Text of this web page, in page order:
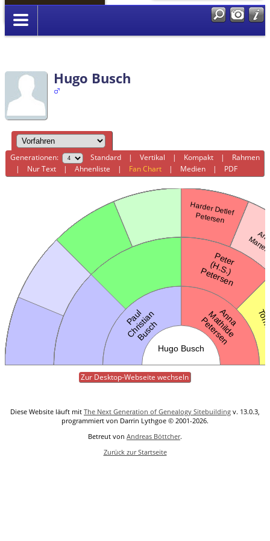
Anmelden
Hugo Busch
Generationen: Standard |Vertikal | Kompakt | Rahmen
| Nur Text |Ahnenliste | Fan Chart | Medien | PDF
Zur Desktop-Webseite wechseln
Diese Website läuft mit The Next Generation of Genealogy Sitebuilding v. 13.0.3,
programmiert von Darrin Lythgoe © 2001-2026.
Betreut von Andreas Böttcher.
Zurück zur Startseite